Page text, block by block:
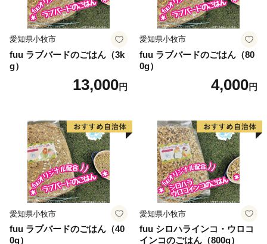
愛知県小牧市
fuu ラブバードのごはん（3k
g）
13,000円
愛知県小牧市
fuu ラブバードのごはん（80
0g）
4,000円
愛知県小牧市
fuu ラブバードのごはん（40
0g）
愛知県小牧市
fuu シロハラインコ・ウロコ
インコのごはん（800g）